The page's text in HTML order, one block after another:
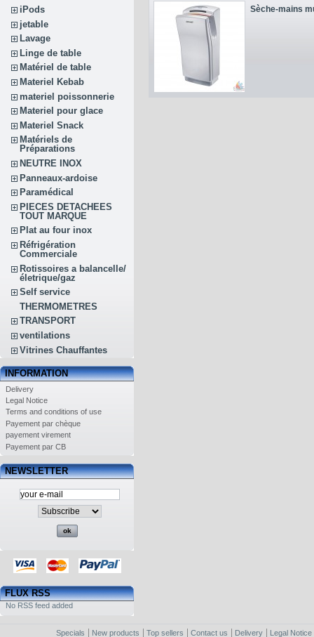
iPods
jetable
Lavage
Linge de table
Matériel de table
Materiel Kebab
materiel poissonnerie
Materiel pour glace
Materiel Snack
Matériels de
Préparations
NEUTRE INOX
Panneaux-ardoise
Paramédical
PIECES DETACHEES
TOUT MARQUE
Plat au four inox
Réfrigération
Commerciale
Rotissoires a balancelle/
életrique/gaz
Self service
THERMOMETRES
TRANSPORT
ventilations
Vitrines Chauffantes
INFORMATION
Delivery
Legal Notice
Terms and conditions of use
Payement par chèque
payement virement
Payement par CB
NEWSLETTER
FLUX RSS
No RSS feed added
Sèche-mains
Specials New products Top sellers Contact us Delivery Legal Notice